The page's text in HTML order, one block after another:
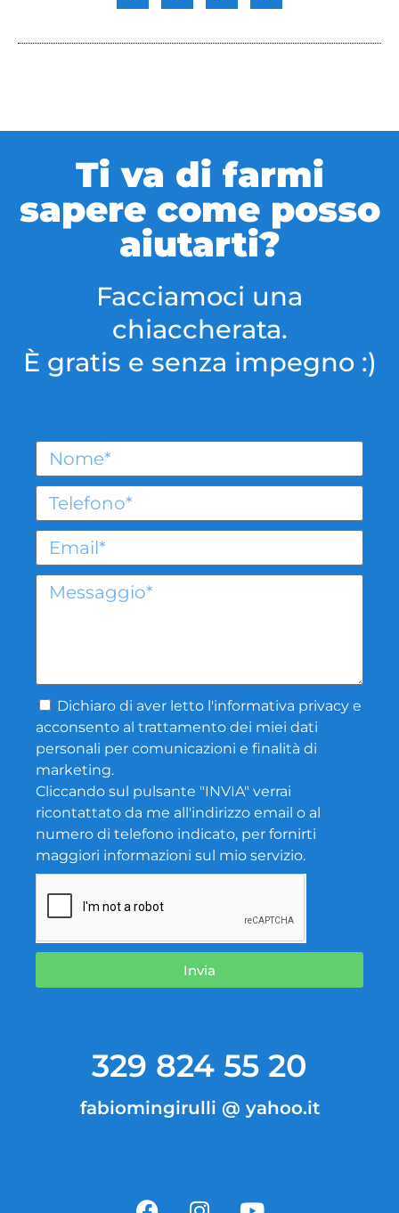
Ti va di farmi
sapere come posso
aiutarti?
Facciamoci una
chiaccherata.
È gratis e senza impegno :)
Dichiaro di aver letto l'informativa privacy e
acconsento al trattamento dei miei dati
personali per comunicazioni e finalità di
marketing.
Cliccando sul pulsante "INVIA" verrai
ricontattato da me all'indirizzo email o al
numero di telefono indicato, per fornirti
maggiori informazioni sul mio servizio.
Invia
329 824 55 20
fabiomingirulli @ yahoo.it